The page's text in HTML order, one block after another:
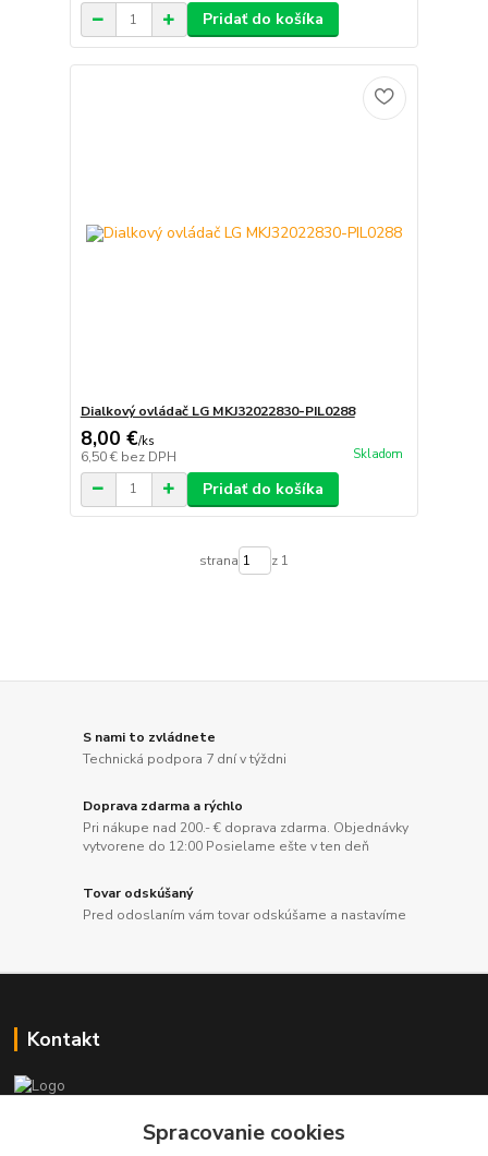
Pridať do košíka
Dialkový ovládač LG MKJ32022830-PIL0288
8,00 €/ks
6,50 € bez DPH Skladom
Pridať do košíka
strana z 1
S nami to zvládnete
Technická podpora 7 dní v týždni
Doprava zdarma a rýchlo
Pri nákupe nad 200.- € doprava zdarma. Objednávky
vytvorene do 12:00 Posielame ešte v ten deň
Tovar odskúšaný
Pred odoslaním vám tovar odskúšame a nastavíme
Kontakt
+421 917 869 471, +421 917 817 905
Spracovanie cookies